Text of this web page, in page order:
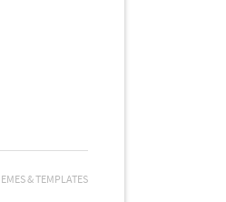
& TEMPLATES